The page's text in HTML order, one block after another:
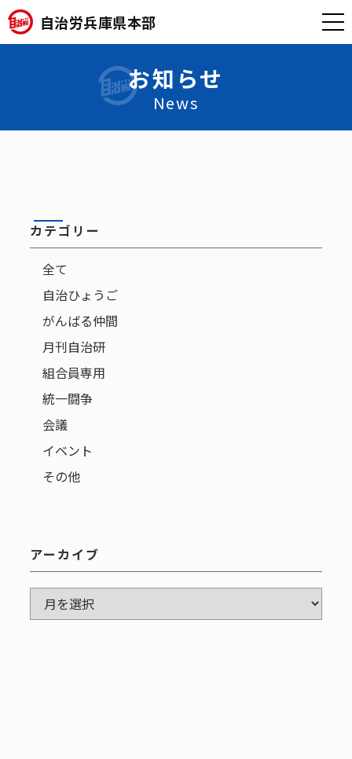
自治労兵庫県本部
お知らせ
News
カテゴリー
全て
自治ひょうご
がんばる仲間
月刊自治研
組合員専用
統一闘争
会議
イベント
その他
アーカイブ
ア